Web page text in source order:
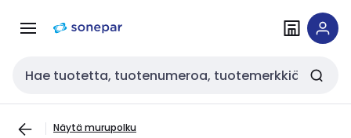
navigointiinsisältöön
Haku
Näytä murupolku